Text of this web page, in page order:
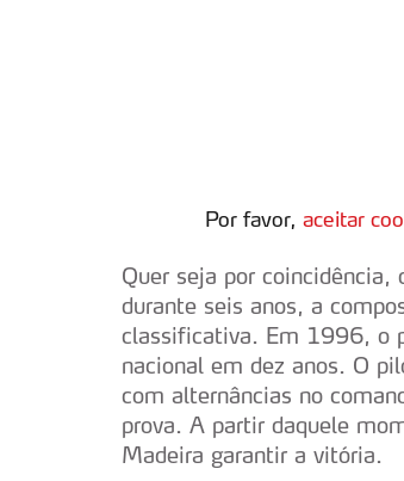
Por favor, aceitar
Quer seja por
durante seis anos, a
classificativa. Em 1996, o
nacional em dez anos. O
com alternâncias no
prova. A partir daquele
Madeira garantir a vitória.